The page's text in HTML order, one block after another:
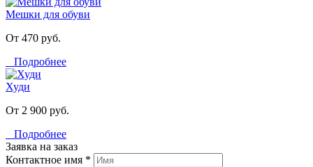
Мешки для обуви
От 470 руб.
Подробнее
Худи
От 2 900 руб.
Подробнее
Заявка на заказ
Контактное имя *